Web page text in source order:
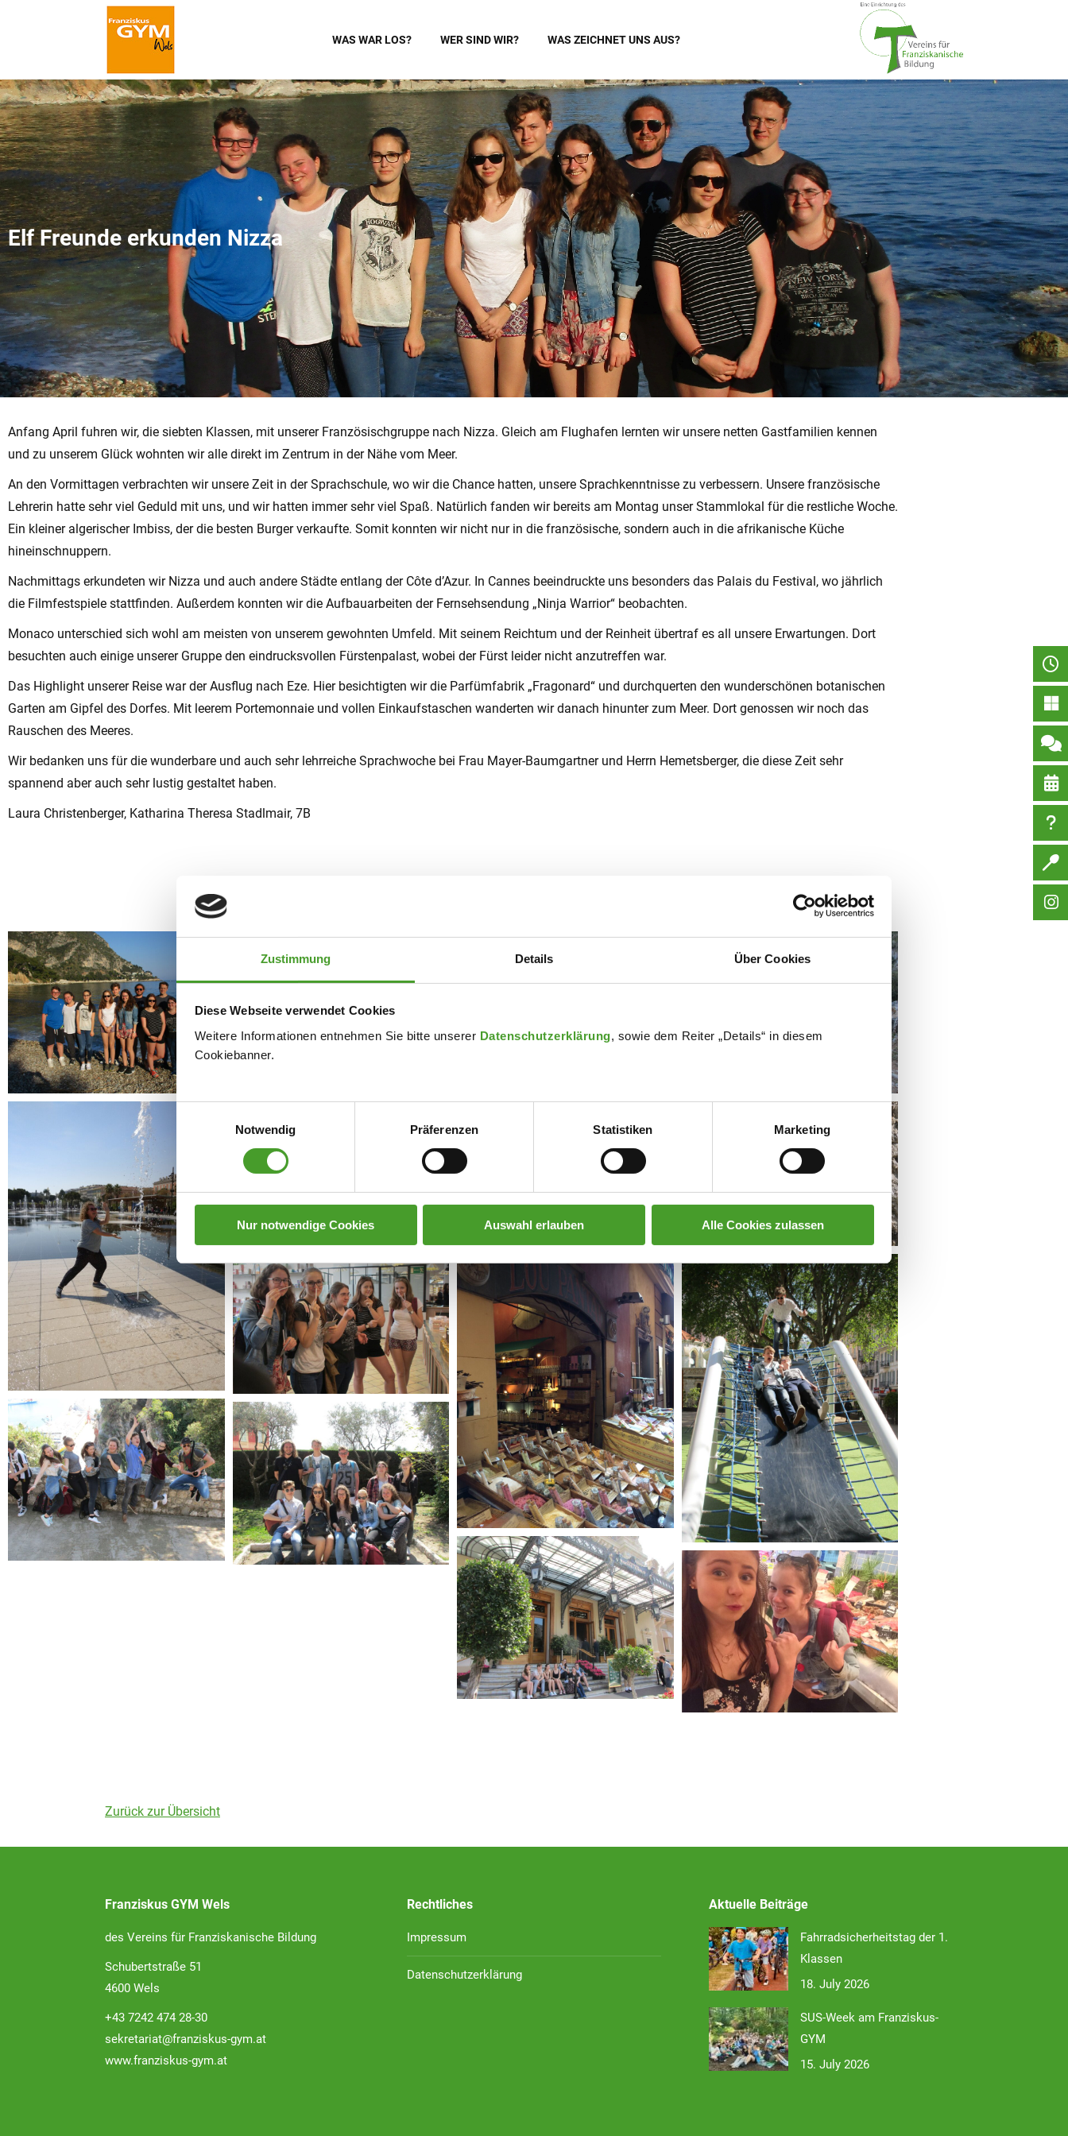
Zustimmung Details Über Cookies
Diese Webseite verwendet Cookies
Weitere Informationen entnehmen Sie bitte unserer Datenschutzerklärung, sowie dem Reiter „Details“ in diesem
Cookiebanner.
Notwendig
Präferenzen Statistiken Marketing
Nur notwendige Cookies Auswahl erlauben Alle Cookies zulassen
WAS WAR LOS? WER SIND WIR? WAS ZEICHNET UNS AUS?
Elf Freunde erkunden Nizza
Anfang April fuhren wir, die siebten Klassen, mit unserer Französischgruppe nach Nizza. Gleich am Flughafen lernten wir unsere netten Gastfamilien kennen
und zu unserem Glück wohnten wir alle direkt im Zentrum in der Nähe vom Meer.
An den Vormittagen verbrachten wir unsere Zeit in der Sprachschule, wo wir die Chance hatten, unsere Sprachkenntnisse zu verbessern. Unsere französische
Lehrerin hatte sehr viel Geduld mit uns, und wir hatten immer sehr viel Spaß. Natürlich fanden wir bereits am Montag unser Stammlokal für die restliche Woche.
Ein kleiner algerischer Imbiss, der die besten Burger verkaufte. Somit konnten wir nicht nur in die französische, sondern auch in die afrikanische Küche
hineinschnuppern.
Nachmittags erkundeten wir Nizza und auch andere Städte entlang der Côte d’Azur. In Cannes beeindruckte uns besonders das Palais du Festival, wo jährlich
die Filmfestspiele stattfinden. Außerdem konnten wir die Aufbauarbeiten der Fernsehsendung „Ninja Warrior“ beobachten.
Monaco unterschied sich wohl am meisten von unserem gewohnten Umfeld. Mit seinem Reichtum und der Reinheit übertraf es all unsere Erwartungen. Dort
besuchten auch einige unserer Gruppe den eindrucksvollen Fürstenpalast, wobei der Fürst leider nicht anzutreffen war.
Das Highlight unserer Reise war der Ausflug nach Eze. Hier besichtigten wir die Parfümfabrik „Fragonard“ und durchquerten den wunderschönen botanischen
Garten am Gipfel des Dorfes. Mit leerem Portemonnaie und vollen Einkaufstaschen wanderten wir danach hinunter zum Meer. Dort genossen wir noch das
Rauschen des Meeres.
Wir bedanken uns für die wunderbare und auch sehr lehrreiche Sprachwoche bei Frau Mayer-Baumgartner und Herrn Hemetsberger, die diese Zeit sehr
spannend aber auch sehr lustig gestaltet haben.
Laura Christenberger, Katharina Theresa Stadlmair, 7B
Zurück zur Übersicht
Franziskus GYM Wels
des Vereins für Franziskanische Bildung
Schubertstraße 51
4600 Wels
+43 7242 474 28-30
sekretariat@franziskus-gym.at
www.franziskus-gym.at
Rechtliches
Impressum
Datenschutzerklärung
Aktuelle Beiträge
Fahrradsicherheitstag der 1.
Klassen
18. July 2026
SUS-Week am Franziskus-
GYM
15. July 2026